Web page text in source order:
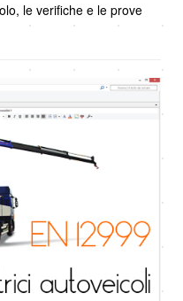
le verifiche e le prove